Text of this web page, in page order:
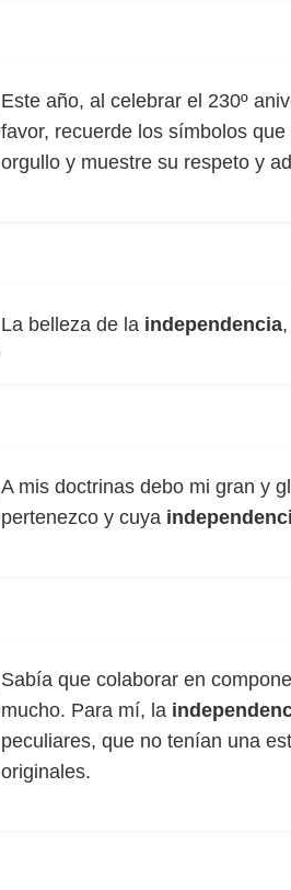
Este año, al celebrar el 230º
favor, recuerde los símbolos
orgullo y muestre su respeto y
La belleza de la independencia
A mis doctrinas debo mi gran y
pertenezco y cuya
Sabía que colaborar en
mucho. Para mí, la
peculiares, que no tenían una
originales.